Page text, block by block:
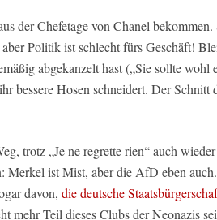
der Chefetage von Chanel bekommen.
Politik ist schlecht fürs Geschäft!
abgekanzelt hast („Sie sollte wohl
bessere Hosen schneidert. Der Schnitt
trotz „Je ne regrette rien“ auch
Merkel ist Mist, aber die AfD eben
davon, die deutsche
mehr Teil dieses Clubs der Neonazis